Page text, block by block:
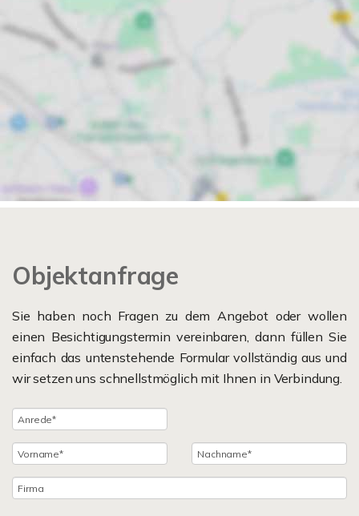
Objektanfrage
Sie haben noch Fragen zu dem Angebot oder wollen
einen Besichtigungstermin vereinbaren, dann füllen Sie
einfach das untenstehende Formular vollständig aus und
wir setzen uns schnellstmöglich mit Ihnen in Verbindung.